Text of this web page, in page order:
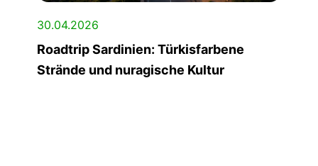
30.04.2026
Roadtrip Sardinien: Türkisfarbene
Strände und nuragische Kultur